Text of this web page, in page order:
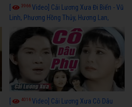
3966Video] Cải Lương Xưa Đi Biển - Vũ
Linh, Phương Hồng Thủy, Hương Lan,
Thanh Hằng
4016Video] Cải Lương Xưa Cô Dâu